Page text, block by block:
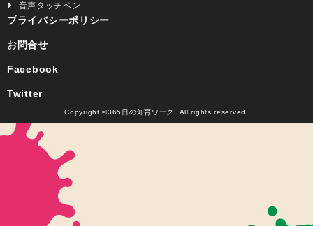
音声タッチペン
プライバシーポリシー
お問合せ
Facebook
Twitter
Copyright ©365日の知育ワーク. All rights reserved.